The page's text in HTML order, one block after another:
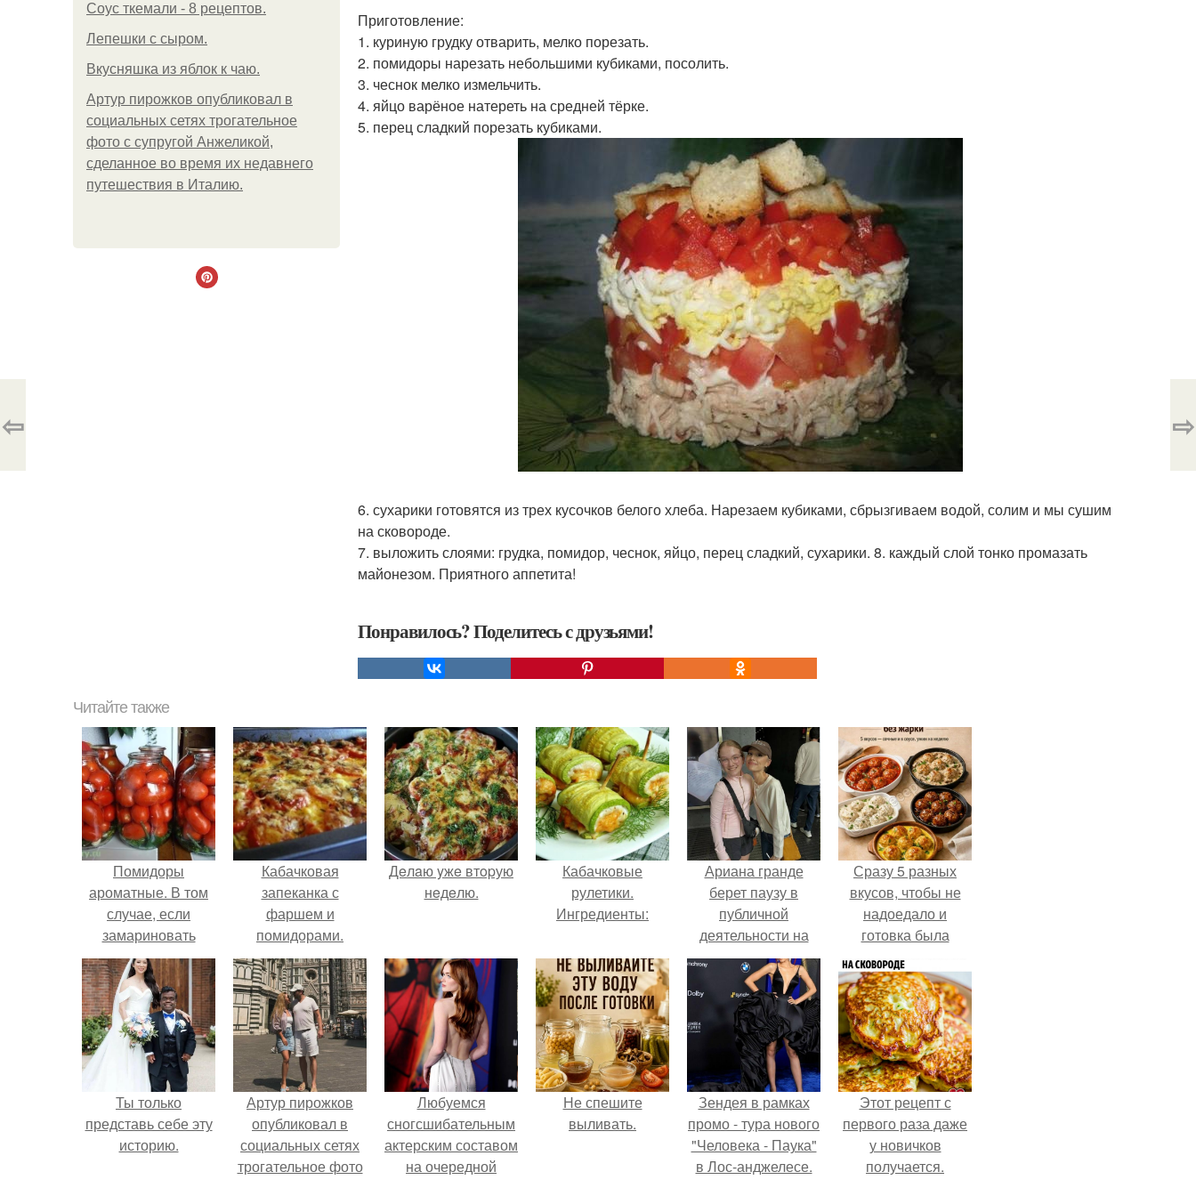
Соус ткемали - 8 рецептов.
Лепешки с сыром.
Вкусняшка из яблок к чаю.
Артур пирожков опубликовал в
социальных сетях трогательное
фото с супругой Анжеликой,
сделанное во время их недавнего
путешествия в Италию.
Приготовление:
1. куриную грудку отварить, мелко порезать.
2. помидоры нарезать небольшими кубиками, посолить.
3. чеснок мелко измельчить.
4. яйцо варёное натереть на средней тёрке.
5. перец сладкий порезать кубиками.
6. сухарики готовятся из трех кусочков белого хлеба. Нарезаем кубиками, сбрызгиваем водой, солим и мы сушим
на сковороде.
7. выложить слоями: грудка, помидор, чеснок, яйцо, перец сладкий, сухарики. 8. каждый слой тонко промазать
майонезом. Приятного аппетита!
Понравилось? Поделитесь с друзьями!
⇦ ⇨
Читайте также
Помидоры
ароматные. В том
случае, если
замариновать
помидоры с
листьями
фруктовых
деревьев и
кустарников - вкус
блюда от этого
только улучшится!
Кабачковая
запеканка с
фаршем и
помидорами.
Дeлaю yжe втopую
нeдeлю.
Кабачковые
рулетики.
Ингредиенты:
Ариана гранде
берет паузу в
публичной
деятельности на
фоне слухов о
своем здоровье.
Сразу 5 разных
вкусов, чтобы не
надоедало и
готовка была
проще.
Ты только
представь себе эту
историю.
Артур пирожков
опубликовал в
социальных сетях
трогательное фото
Любуемся
сногсшибательным
актерским составом
на очередной
Не спешите
выливать.
Зендея в рамках
промо - тура нового
"Человека - Паука"
в Лос-анджелесе.
Этот рецепт с
первого раза даже
у новичков
получается.